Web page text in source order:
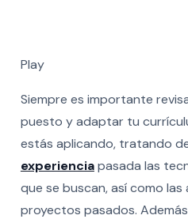
Play
Siempre es importante
puesto y adaptar tu
estás aplicando, tratando
experienciapasada las
que se buscan, así como
proyectos pasados.